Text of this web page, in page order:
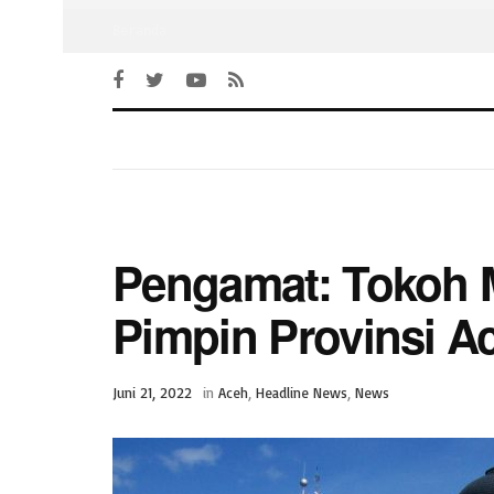
Pengamat: Tokoh
Pimpin Provinsi
Juni 21, 2022 in Aceh Headline News News